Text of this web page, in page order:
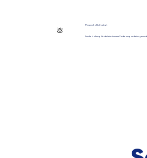
💩
Wissenschaftlich belegt
Frische Nahrung fördert eine bessere Verdauung und eine